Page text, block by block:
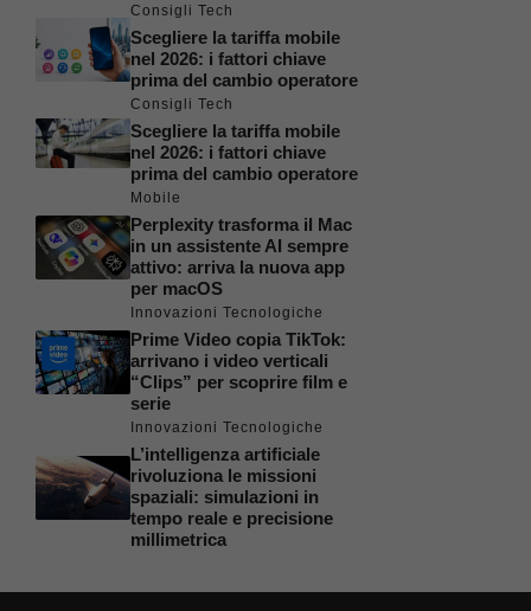
Consigli Tech
Scegliere la tariffa mobile
nel 2026: i fattori chiave
prima del cambio operatore
Consigli Tech
Scegliere la tariffa mobile
nel 2026: i fattori chiave
prima del cambio operatore
Mobile
Perplexity trasforma il Mac
in un assistente AI sempre
attivo: arriva la nuova app
per macOS
Innovazioni Tecnologiche
Prime Video copia TikTok:
arrivano i video verticali
“Clips” per scoprire film e
serie
Innovazioni Tecnologiche
L’intelligenza artificiale
rivoluziona le missioni
spaziali: simulazioni in
tempo reale e precisione
millimetrica